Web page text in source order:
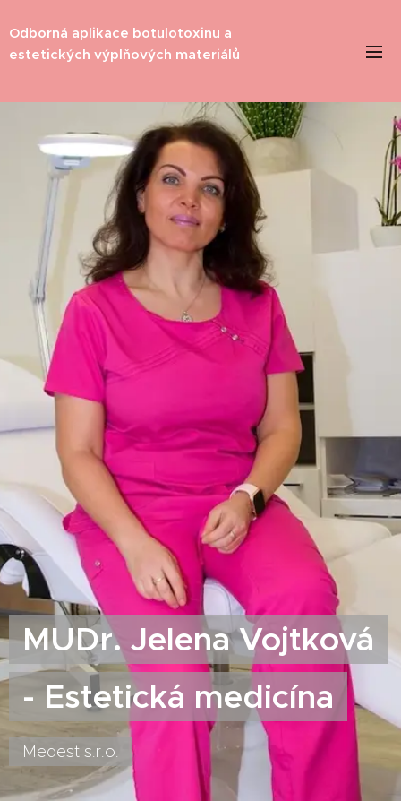
Odborná aplikace botulotoxinu a
estetických výplňových materiálů
MUDr. Jelena Vojtková
- Estetická medicína
Medest s.r.o.